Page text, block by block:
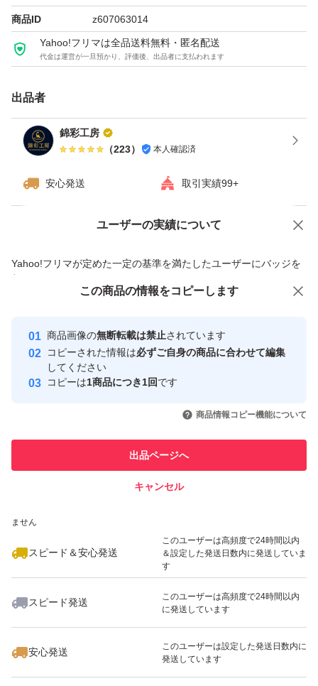
でございます。
アルカリ性、弱酸性環境でも使用可能です。
【サイズ】：長さ約95mm、幅・高さ約25mm
【入数】：66本
【材質】セラミックス
【仕様】淡水・海水対応
20本 1950円 送料無料（98円/本）
66本 5880円 送料無料 (89円/本)
100本 7850円 送料無料 (79円/本)
※ろ材に詰まった汚れは定期的に洗浄してください。飼育
水または飼育水と温度を合わせカルキ抜きした水道水で洗
ってください。
※輸送時の揺れで濾材同士が擦れて粉が出たり、割れる場
割れは返金、返品対応が出来かねますので、ご了承くださ
濾過材 ろ材 水槽 セラミックス 棒状ろ材 淡水・海水対応
多孔質 バクテリア アクアリウム 水質改善
商品ID z607063014
Yahoo!フリマは全品送料無料・匿名配送
代金は運営が一旦預かり、評価後、出品者に支払われます
出品者
錦彩工房
（223） 本人確認済
安心発送 取引実績99+
ユーザーの実績について
Yahoo!フリマが定めた一定の基準を満たしたユーザーにバッジを
付与しています
安心取引出品者
心・安全なユーザーです
取引実績
引を完了させた実績があります
での取引実績があります
ません
スピード＆安心発送
このユーザーは高頻度で24時間以内
＆設定した発送日数内に発送していま
す
スピード発送
このユーザーは高頻度で24時間以内
に発送しています
安心発送
このユーザーは設定した発送日数内に
発送しています
価格の相談 商品への質問
この商品の情報をコピーします
商品画像の無断転載は禁止されています
コピーされた情報は必ずご自身の商品に合わせて編集
してください
コピーは1商品につき1回です
商品情報コピー機能について
出品ページへ
キャンセル
この商品をみている人にオススメ
いいね！
2,222